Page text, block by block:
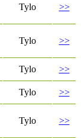
Tylo >>
Tylo >>
Tylo
>>
Tylo
>>
Tylo >>